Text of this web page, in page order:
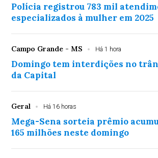
Polícia registrou 783 mil
especializados à mulher em 2025
Campo Grande - MS Há 1 hora
Domingo tem interdições no
da Capital
Geral Há 16 horas
Mega-Sena sorteia prêmio
165 milhões neste domingo